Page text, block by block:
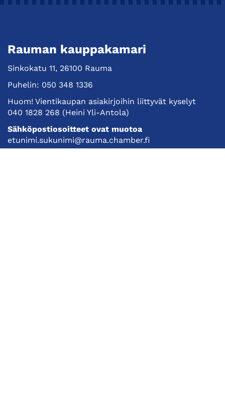
Rauman kauppakamari
Sinkokatu 11, 26100 Rauma
Puhelin: 050 348 1336
Huom! Vientikaupan asiakirjoihin liittyvät kyselyt
040 1828 268 (Heini Yli-Antola)
Sähköpostiosoitteet ovat muotoa
etunimi.sukunimi@rauma.chamber.fi